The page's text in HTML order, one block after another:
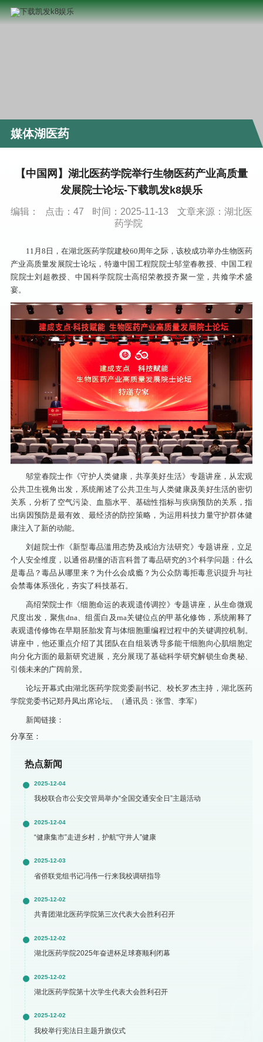
媒体湖医药
【中国网】湖北医药学院举行生物医药产业高质量
发展院士论坛-下载凯发k8娱乐
编辑： 点击： 47 时间：2025-11-13
文章来源：湖北医
药学院
11月8日，在湖北医药学院建校60周年之际，该校成功举办生物医药
产业高质量发展院士论坛，特邀中国工程院院士邬堂春教授、中国工程
院院士刘超教授、中国科学院院士高绍荣教授齐聚一堂，共飨学术盛
宴。
邬堂春院士作《守护人类健康，共享美好生活》专题讲座，从宏观
公共卫生视角出发，系统阐述了公共卫生与人类健康及美好生活的密切
关系，分析了空气污染、血脂水平、基础性指标与疾病预防的关系，指
出病因预防是最有效、最经济的防控策略，为运用科技力量守护群体健
康注入了新的动能。
刘超院士作《新型毒品滥用态势及戒治方法研究》专题讲座，立足
个人安全维度，以通俗易懂的语言科普了毒品研究的3个科学问题：什么
是毒品？毒品从哪里来？为什么会成瘾？为公众防毒拒毒意识提升与社
会禁毒体系强化，夯实了科技基石。
高绍荣院士作《细胞命运的表观遗传调控》专题讲座，从生命微观
尺度出发，聚焦dna、组蛋白及rna关键位点的甲基化修饰，系统阐释了
表观遗传修饰在早期胚胎发育与体细胞重编程过程中的关键调控机制。
讲座中，他还重点介绍了其团队在自组装诱导多能干细胞向心肌细胞定
向分化方面的最新研究进展，充分展现了基础科学研究解锁生命奥秘、
引领未来的广阔前景。
论坛开幕式由湖北医药学院党委副书记、校长罗杰主持，湖北医药
学院党委书记郑丹凤出席论坛。（通讯员：张雪、李军）
新闻链接：
分享至：
热点新闻
2025-12-04
我校联合市公安交管局举办“全国交通安全日”主题活动
2025-12-04
“健康集市”走进乡村，护航“守井人”健康
2025-12-03
省侨联党组书记冯伟一行来我校调研指导
2025-12-02
共青团湖北医药学院第三次代表大会胜利召开
2025-12-02
湖北医药学院2025年奋进杯足球赛顺利闭幕
2025-12-02
湖北医药学院第十次学生代表大会胜利召开
2025-12-02
我校举行宪法日主题升旗仪式